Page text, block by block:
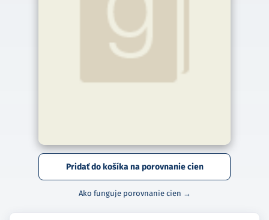
Pridať do košíka na porovnanie cien
Ako funguje porovnanie cien →